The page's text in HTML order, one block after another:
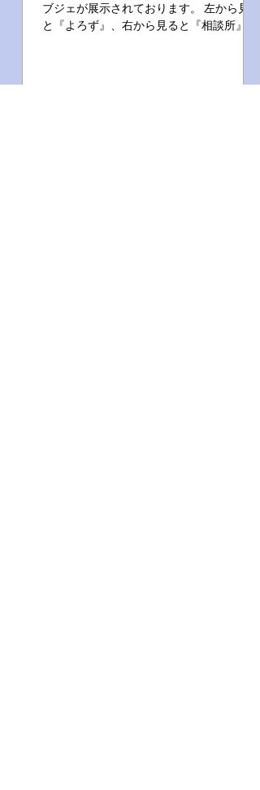
ブジェが展示されております。 左から見る
と『よろず』、右から見ると『相談所』で